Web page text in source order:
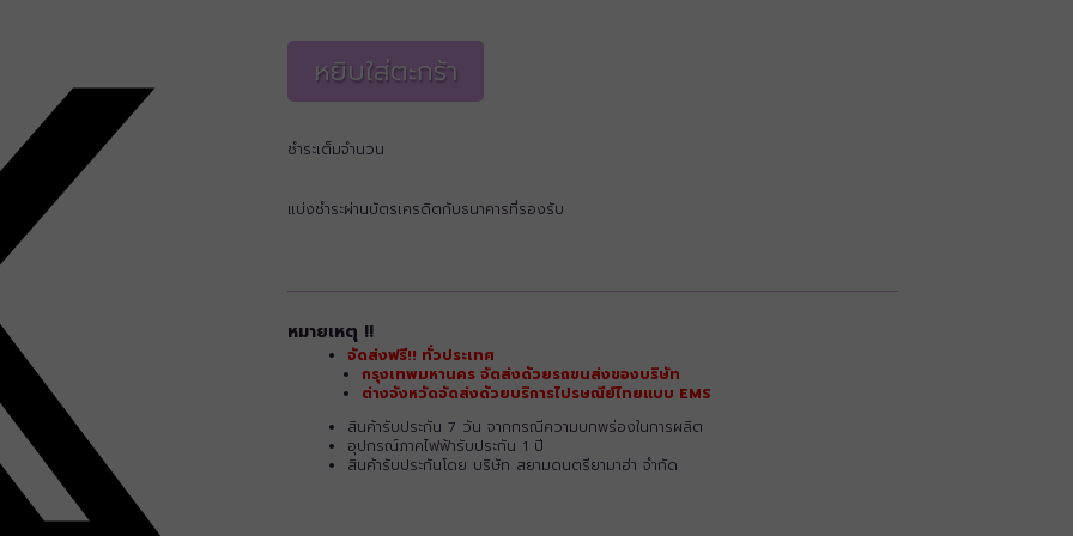
หยิบใส่ตะกร้า
ชำระเต็มจำนวน
แบ่งชำระผ่านบัตรเครดิตกับธนาคารที่รองรับ
หมายเหตุ !!
จัดส่งฟรี!! ทั่วประเทศ
กรุงเทพมหานคร จัดส่งด้วยรถขนส่งของบริษัท
ต่างจังหวัดจัดส่งด้วยบริการไปรษณีย์ไทยแบบ EMS
สินค้ารับประกัน 7 วัน จากกรณีความบกพร่องในการผลิต
อุปกรณ์ภาคไฟฟ้ารับประกัน 1 ปี
สินค้ารับประกันโดย บริษัท สยามดนตรียามาฮ่า จำกัด